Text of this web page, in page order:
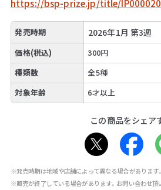
https://bsp-prize.jp/title/
発売時期 2026年1月 第3週
価格(税込)
300円
種類数
全5種
対象年齢
6才以上
この商品をシェア
※発売時期は地域や店舗によって異なる場合があります。
※販売が終了している場合があります。お問い合わせ頂